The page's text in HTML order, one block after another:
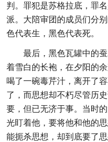
判。罪犯是苏格拉底，罪
派。大陪审团的成员们分
色代表生，黑色代表死。
最后，黑色瓦罐中的
着雪白的长袍，在夕阳的
喝了一碗毒芹汁，离开了
了，而思想却不朽尽管历
要，但已无济于事。当时
光盯着他，要将他和他的
能扼杀思想，却到底要了